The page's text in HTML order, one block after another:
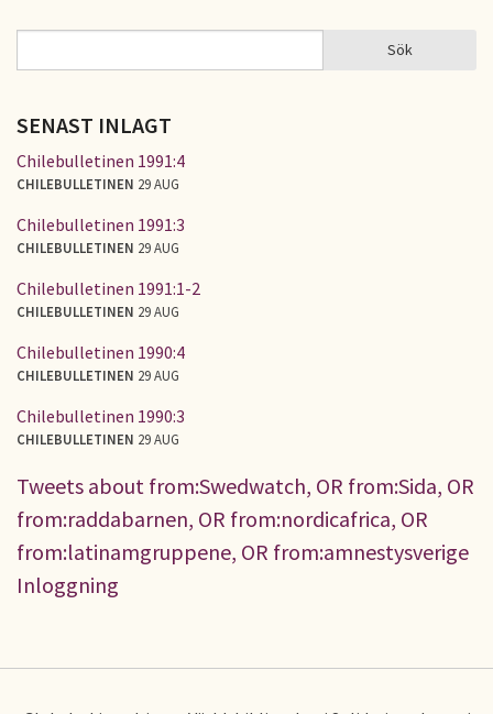
SÖKFORMULÄR Sök
SENAST INLAGT
Chilebulletinen 1991:4
CHILEBULLETINEN 29 AUG
Chilebulletinen 1991:3
CHILEBULLETINEN 29 AUG
Chilebulletinen 1991:1-2
CHILEBULLETINEN 29 AUG
Chilebulletinen 1990:4
CHILEBULLETINEN 29 AUG
Chilebulletinen 1990:3
CHILEBULLETINEN 29 AUG
Tweets about from:Swedwatch, OR from:Sida, OR
from:raddabarnen, OR from:nordicafrica, OR
from:latinamgruppene, OR from:amnestysverige
Inloggning